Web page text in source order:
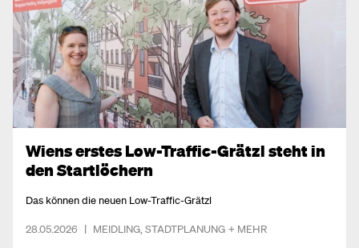
Wiens erstes Low-Traffic-Grätzl steht in
den Startlöchern
Das können die neuen Low-Traffic-Grätzl
28.05.2026 | MEIDLING STADTPLANUNG + MEHR